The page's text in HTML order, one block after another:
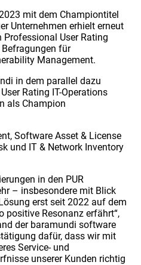
mit dem Championtitel
Unternehmen erhielt erneut
User Rating
für
Management.
in dem parallel dazu
Rating IT-Operations
als Champion
Software Asset & License
und IT & Network Inventory
in den PUR
– insbesondere mit Blick
erst seit 2022 auf dem
positive Resonanz erfährt“,
der baramundi software
dafür, dass wir mit
Service- und
unserer Kunden richtig